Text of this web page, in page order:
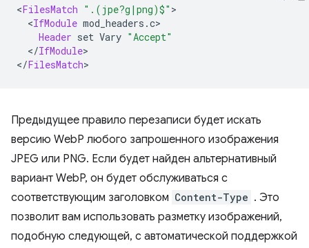
<FilesMatch ".(jpe?g|png)$"
<IfModule
Header set Vary "Accept"
</IfModule>
</FilesMatch
Предыдущее правило перезаписи будет искать
версию WebP любого запрошенного изображения
JPEG или PNG. Если будет найден альтернативный
вариант WebP, он будет обслуживаться с
соответствующим заголовком Content-Type . Это
позволит вам использовать разметку изображений,
подобную следующей, с автоматической поддержкой